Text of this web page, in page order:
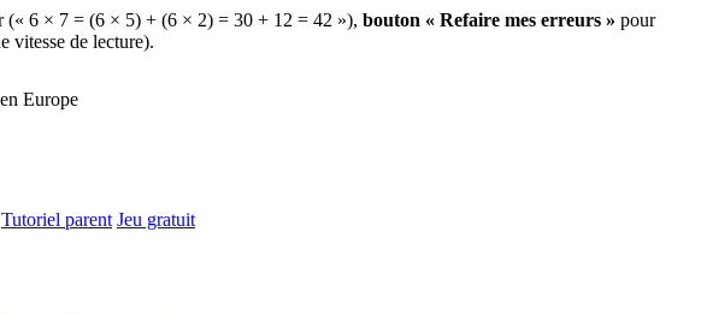
(« 6 × 7 = (6 × 5) + (6 × 2) = 30 + 12 = 42 »), bouton « Refaire mes erreurs » pour
vitesse de lecture).
Europe
Tutoriel parent Jeu gratuit